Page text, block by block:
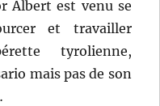
Albert est venu se
et travailler
tyrolienne,
mais pas de son